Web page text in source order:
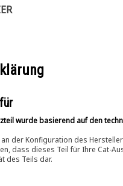
wurde basierend auf den
der Konfiguration des
dass dieses Teil für Ihre Cat-
des Teils dar.